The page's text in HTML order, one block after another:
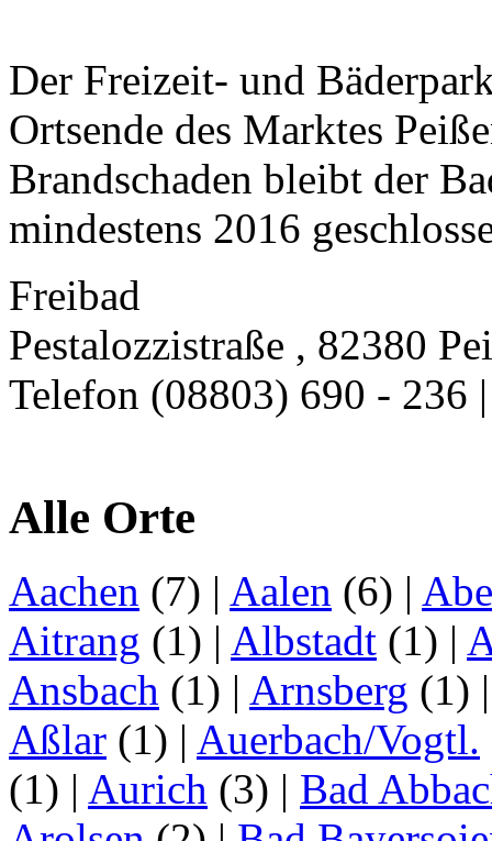
Der Freizeit- und
Ortsende des Marktes
Brandschaden bleibt der
mindestens 2016
Freibad
Pestalozzistraße , 82380
Telefon (08803) 690 - 236
Alle Orte
Aachen (7) | Aalen (6) |
Aitrang (1) | Albstadt (1) |
Ansbach (1) | Arnsberg (1)
Aßlar (1) | Auerbach/Vogtl.
(1) | Aurich (3) | Bad